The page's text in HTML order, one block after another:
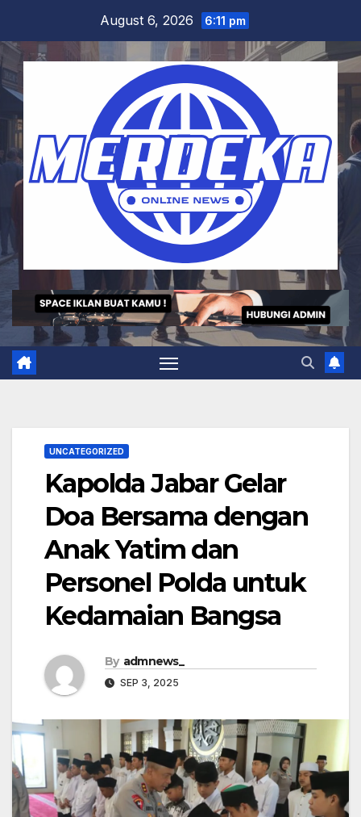
content
August 6, 2026 6:11 pm
UNCATEGORIZED
Kapolda Jabar Gelar
Doa Bersama dengan
Anak Yatim dan
Personel Polda untuk
Kedamaian Bangsa
By admnews_
SEP 3, 2025